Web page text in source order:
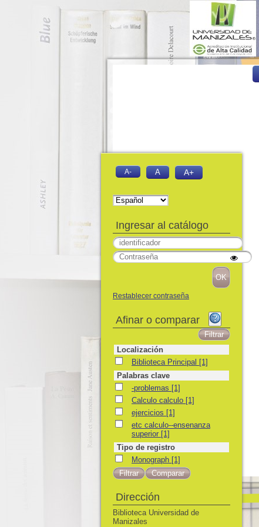
A- A A+
Ingresar al catálogo
Restablecer contraseña
Afinar o comparar
Localización
Biblioteca Principal
Biblioteca Principal [1]
Palabras clave
-problemas
-problemas [1]
Calculo calculo
Calculo calculo [1]
ejerciciosejercicios [1]
etc calculo--ensenanza superior
etc calculo--ensenanza
superior [1]
Tipo de registro
Monograph
Monograph [1]
Dirección
Biblioteca Universidad de
Manizales